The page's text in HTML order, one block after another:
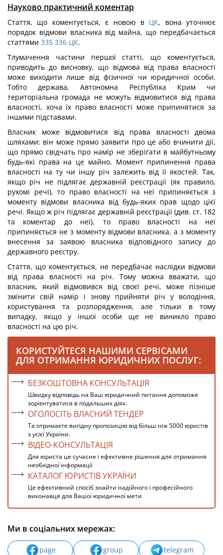
Науково практичний коментар
Стаття, що коментується, є новою в ЦК, вона уточнює
порядок відмови власника від майна, що передбачається
статтями 335 336 ЦК.
Тлумачення частини першої статті, що коментується,
приводить до висновку, що відмова від права власності
може виходити лише від фізичної чи юридичної особи.
Тобто держава, Автономна Республіка Крим чи
територіальна громада не можуть відмовитися від права
власності, хоча їх право власності може припинятися за
іншими підставами.
Власник може відмовитися від права власності двома
шляхами: він може прямо заявити про це або вчинити дії,
що прямо свідчать про намір не зберігати в майбутньому
будь-які права на це майно. Момент припинення права
власності на ту чи іншу річ залежить від її якостей. Так,
якщо річ не підлягає державній реєстрації (як правило,
рухомі речі), то право власності на неї припиняється з
моменту відмови власника від будь-яких прав щодо цієї
речі. Якщо ж річ підлягає державній реєстрації (див. ст. 182
та коментар до неї), то право власності на неї
припиняється не з моменту відмови власника, а з моменту
внесення за заявою власника відповідного запису до
державного реєстру.
Стаття, що коментується, не передбачає наслідки відмови
від права власності на річ. Тому можна вважати, що
власник, який відмовився від своєї речі, може пізніше
змінити свій намір і знову прийняти річ у володіння,
користування та розпорядження, але тільки в тому
випадку, якщо у іншої особи ще не виникло право
власності на цю річ.
КОРИСТУЙТЕСЯ НАШИМИ СЕРВІСАМИ
ДЛЯ ОТРИМАННЯ ЮРИДИЧНИХ ПОСЛУГ:
БЕЗКОШТОВНА КОНСУЛЬТАЦІЯ
Швидку відповідь на Ваш юридичний питання допоможе
зорієнтуватися в подальших діях.
ОГОЛОСІТЬ ВЛАСНИЙ ТЕНДЕР
Та отримаєте вигідну пропозицію від більш ніж 5000 юристів
з усієї України.
ВІДЕО-КОНСУЛЬТАЦІЯ
Для юриста це сучасне і ефективне рішення для отримання
необхідної інформації
КАТАЛОГ ЮРИСТІВ УКРАЇНИ
Це ефективний спосіб знайти надійного і професійного
виконавця для Вашої юридичної мети
Ми в соціальних мережах:
page group
telegram